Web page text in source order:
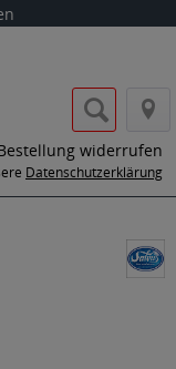
widerrufen
Datenschutzerklärung